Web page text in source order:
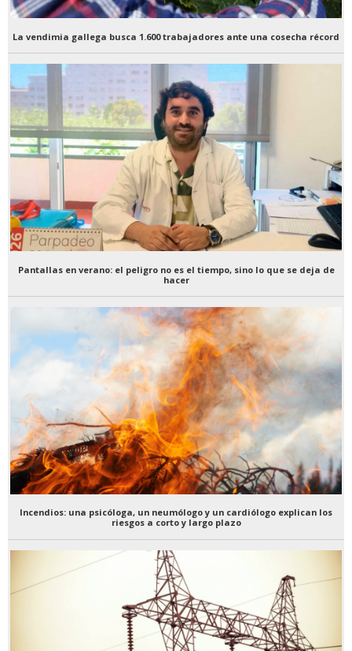
La vendimia gallega busca 1.600 trabajadores ante una cosecha récord
Pantallas en verano: el peligro no es el tiempo, sino lo que se deja de
hacer
Incendios: una psicóloga, un neumólogo y un cardiólogo explican los
riesgos a corto y largo plazo